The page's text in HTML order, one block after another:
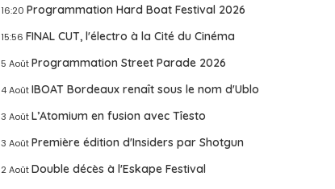
16:20 Programmation Hard Boat Festival 2026
15:56 FINAL CUT, l'électro à la Cité du Cinéma
5 Août Programmation Street Parade 2026
4 Août IBOAT Bordeaux renaît sous le nom d'Ublo
3 Août L’Atomium en fusion avec Tîesto
3 Août Première édition d'Insiders par Shotgun
2 Août Double décès à l'Eskape Festival